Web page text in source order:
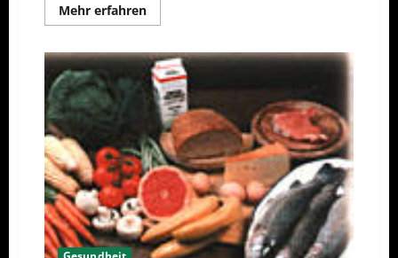
Mehr erfahrenMehr
Informationen
kann
Leben
retten